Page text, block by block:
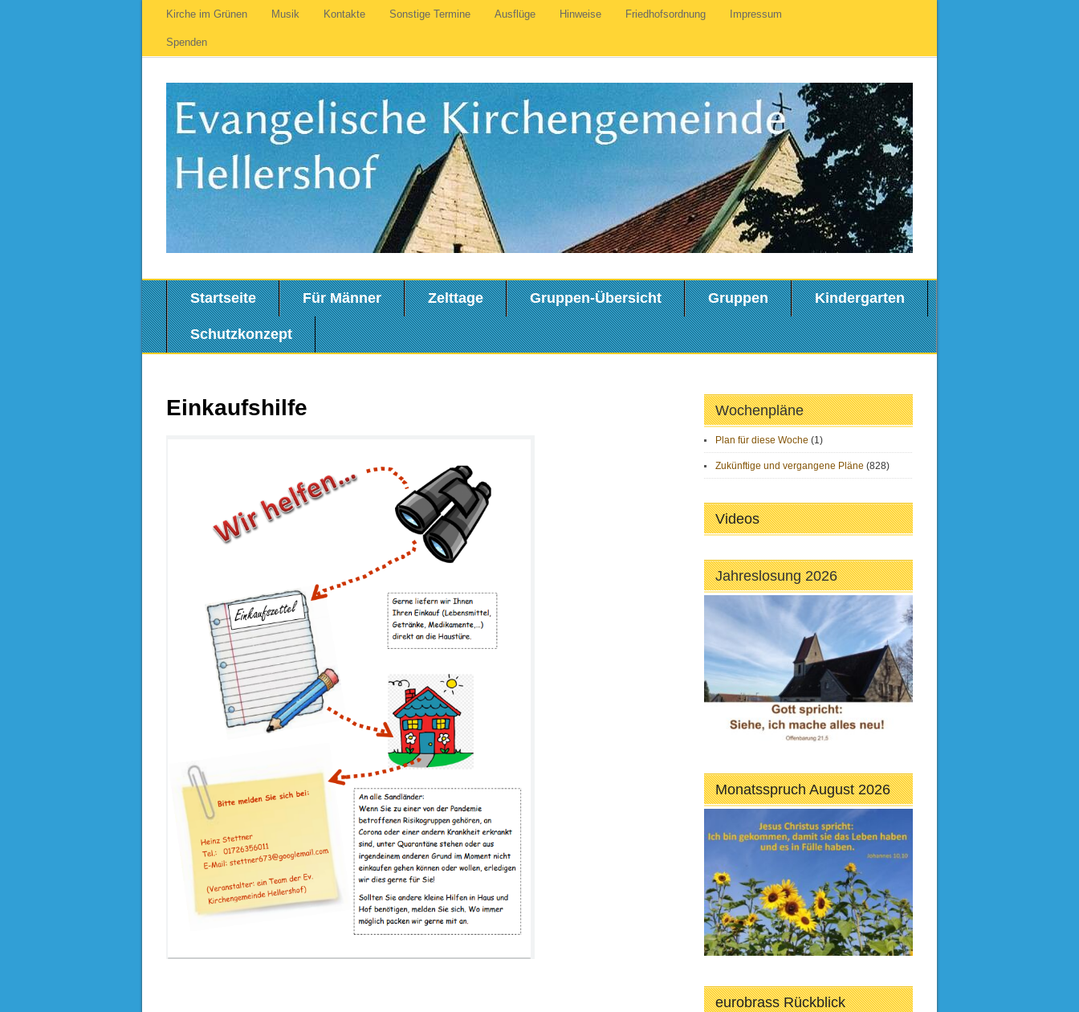
Kirche im Grünen Musik Kontakte Sonstige Termine Ausflüge Hinweise Friedhofsordnung Impressum
Spenden
Startseite Für Männer Zelttage Gruppen-Übersicht Gruppen Kindergarten
Schutzkonzept
Einkaufshilfe Wochenpläne
Plan für diese Woche (1)
Zukünftige und vergangene Pläne (828)
Videos
Jahreslosung 2026
Monatsspruch August 2026
eurobrass Rückblick